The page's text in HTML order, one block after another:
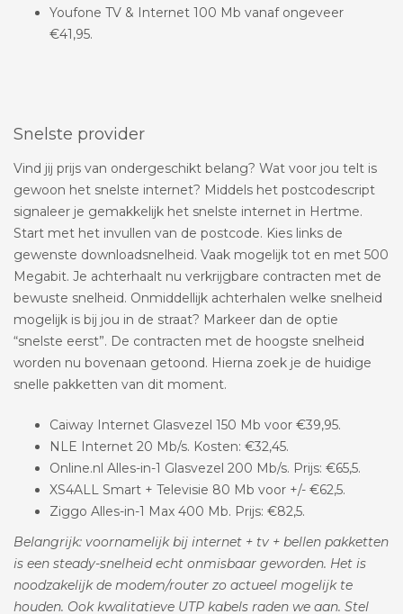
Youfone TV & Internet 100 Mb vanaf ongeveer
€41,95.
Snelste provider
Vind jij prijs van ondergeschikt belang? Wat voor jou telt is
gewoon het snelste internet? Middels het postcodescript
signaleer je gemakkelijk het snelste internet in Hertme.
Start met het invullen van de postcode. Kies links de
gewenste downloadsnelheid. Vaak mogelijk tot en met 500
Megabit. Je achterhaalt nu verkrijgbare contracten met de
bewuste snelheid. Onmiddellijk achterhalen welke snelheid
mogelijk is bij jou in de straat? Markeer dan de optie
“snelste eerst”. De contracten met de hoogste snelheid
worden nu bovenaan getoond. Hierna zoek je de huidige
snelle pakketten van dit moment.
Caiway Internet Glasvezel 150 Mb voor €39,95.
NLE Internet 20 Mb/s. Kosten: €32,45.
Online.nl Alles-in-1 Glasvezel 200 Mb/s. Prijs: €65,5.
XS4ALL Smart + Televisie 80 Mb voor +/- €62,5.
Ziggo Alles-in-1 Max 400 Mb. Prijs: €82,5.
Belangrijk: voornamelijk bij internet + tv + bellen pakketten
is een steady-snelheid echt onmisbaar geworden. Het is
noodzakelijk de modem/router zo actueel mogelijk te
houden. Ook kwalitatieve UTP kabels raden we aan. Stel